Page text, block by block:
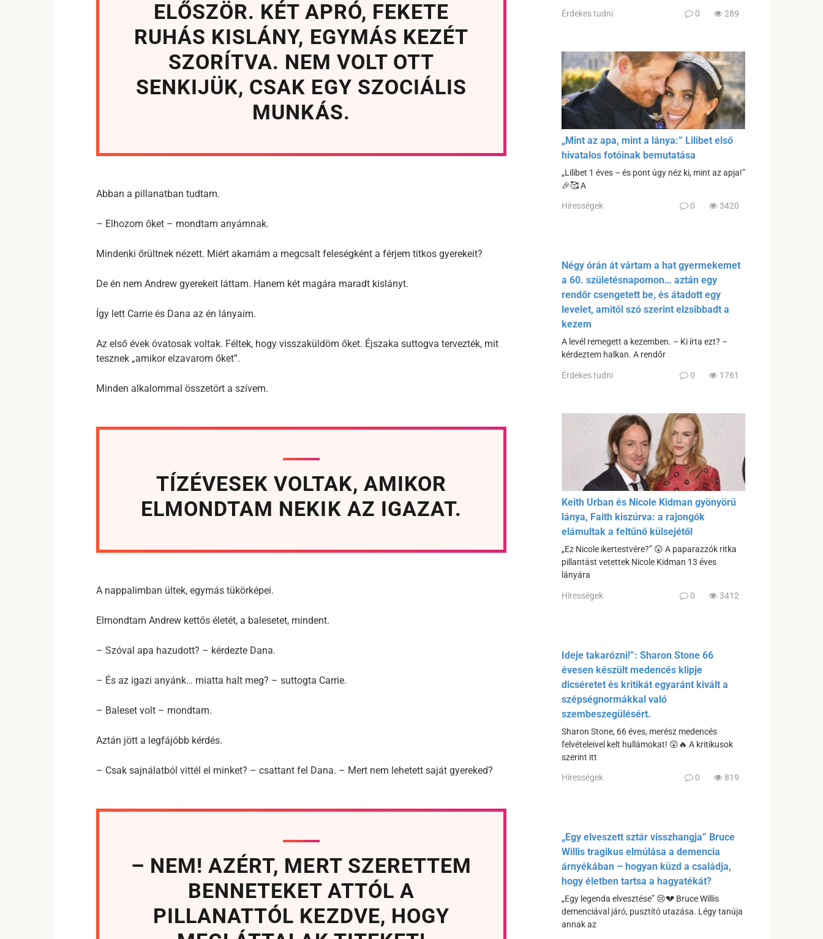
ELŐSZÖR. KÉT APRÓ, FEKETE
RUHÁS KISLÁNY, EGYMÁS KEZÉT
SZORÍTVA. NEM VOLT OTT
SENKIJÜK, CSAK EGY SZOCIÁLIS
MUNKÁS.
Abban a pillanatban tudtam.
– Elhozom őket – mondtam anyámnak.
Mindenki őrültnek nézett. Miért akarnám a megcsalt feleségként a férjem titkos gyerekeit?
De én nem Andrew gyerekeit láttam. Hanem két magára maradt kislányt.
Így lett Carrie és Dana az én lányaim.
Az első évek óvatosak voltak. Féltek, hogy visszaküldöm őket. Éjszaka suttogva tervezték, mit
tesznek „amikor elzavarom őket”.
Minden alkalommal összetört a szívem.
TÍZÉVESEK VOLTAK, AMIKOR
ELMONDTAM NEKIK AZ IGAZAT.
A nappalimban ültek, egymás tükörképei.
Elmondtam Andrew kettős életét, a balesetet, mindent.
– Szóval apa hazudott? – kérdezte Dana.
– És az igazi anyánk… miatta halt meg? – suttogta Carrie.
– Baleset volt – mondtam.
Aztán jött a legfájóbb kérdés.
– Csak sajnálatból vittél el minket? – csattant fel Dana. – Mert nem lehetett saját gyereked?
– NEM! AZÉRT, MERT SZERETTEM
BENNETEKET ATTÓL A
PILLANATTÓL KEZDVE, HOGY
Érdekes tudni 0 289
„Mint az apa, mint a lánya:” Lilibet első
hivatalos fotóinak bemutatása
„Lilibet 1 éves – és pont úgy néz ki, mint az apja!”
🎉🥰 A
Hírességek 0 3420
Négy órán át vártam a hat gyermekemet
a 60. születésnapomon… aztán egy
rendőr csengetett be, és átadott egy
levelet, amitől szó szerint elzsibbadt a
kezem
A levél remegett a kezemben. – Ki írta ezt? –
kérdeztem halkan. A rendőr
Érdekes tudni 0 1761
Keith Urban és Nicole Kidman gyönyörű
lánya, Faith kiszúrva: a rajongók
elámultak a feltűnő külsejétől
„Ez Nicole ikertestvére?” 😲 A paparazzók ritka
pillantást vetettek Nicole Kidman 13 éves
lányára
Hírességek 0 3412
Ideje takarózni!”: Sharon Stone 66
évesen készült medencés klipje
dicséretet és kritikát egyaránt kivált a
szépségnormákkal való
szembeszegülésért.
Sharon Stone, 66 éves, merész medencés
felvételeivel kelt hullámokat! 😲🔥 A kritikusok
szerint itt
Hírességek 0 819
„Egy elveszett sztár visszhangja” Bruce
Willis tragikus elmúlása a demencia
árnyékában – hogyan küzd a családja,
hogy életben tartsa a hagyatékát?
„Egy legenda elvesztése” 😢💔 Bruce Willis
demenciával járó, pusztító utazása. Légy tanúja
annak az